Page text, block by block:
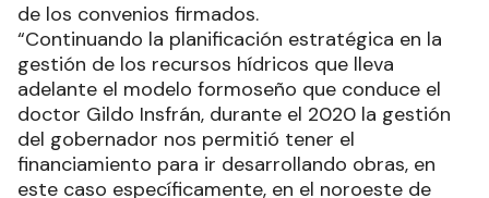
de los convenios firmados.
“Continuando la planificación estratégica en la
gestión de los recursos hídricos que lleva
adelante el modelo formoseño que conduce el
doctor Gildo Insfrán, durante el 2020 la gestión
del gobernador nos permitió tener el
financiamiento para ir desarrollando obras, en
este caso específicamente, en el noroeste de